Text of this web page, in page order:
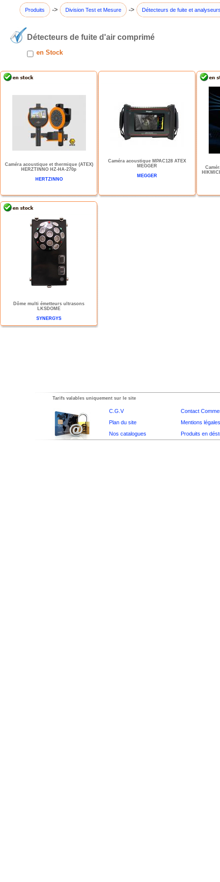
Produits -> Division Test et Mesure -> Détecteurs de fuite et
Détecteurs de fuite d'air comprimé
en Stock
Caméra acoustique et thermique (ATEX)
HERZTINNO HZ-HA-270p
HERTZINNO
Caméra acoustique MPAC128 ATEX
MEGGER
MEGGER
Dôme multi émetteurs ultrasons
LKSDOME
SYNERGYS
Tarifs valables uniquement sur le site
C.G.V
Contact
Plan du site
Mentions
Nos catalogues
Produits en